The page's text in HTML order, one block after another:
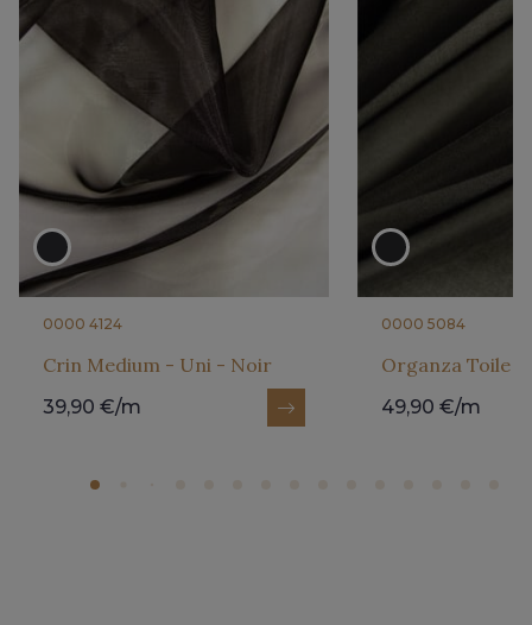
0000 4124
Crin Medium - Uni - Noir
39,90 €/m
0000 5084
Organza Toile
49,90 €/m